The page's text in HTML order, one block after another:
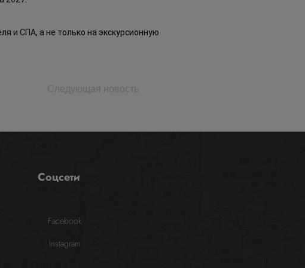
и СПА, а не только на экскурсионную
Следующая новость
Соцсети
Facebook
Instagram